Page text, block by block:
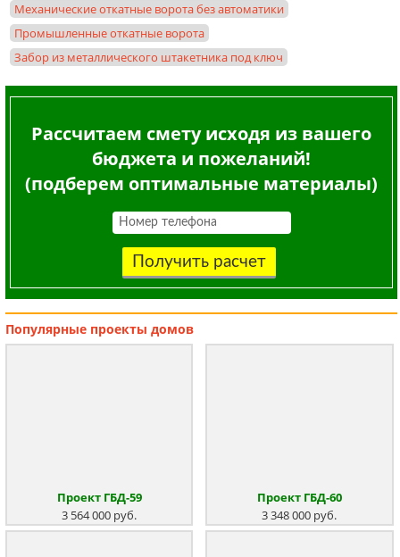
Механические откатные ворота без автоматики
Промышленные откатные ворота
Забор из металлического штакетника под ключ
Рассчитаем смету исходя из вашего
бюджета и пожеланий!
(подберем оптимальные материалы)
Получить расчет
Популярные проекты домов
Проект ГБД-59
3 564 000 руб.
Проект ГБД-60
3 348 000 руб.